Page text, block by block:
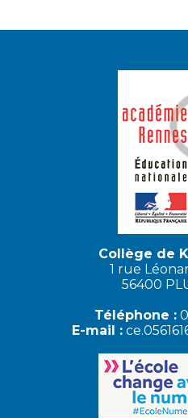
Collège de
1 rue
56400
Téléphone :
E-mail :